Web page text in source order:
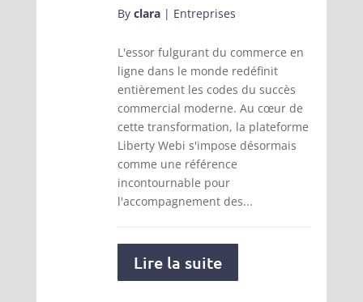
By clara| Entreprises
L'essor fulgurant du commerce en
ligne dans le monde redéfinit
entièrement les codes du succès
commercial moderne. Au cœur de
cette transformation, la plateforme
Liberty Webi s'impose désormais
comme une référence
incontournable pour
l'accompagnement des...
Lire la suite